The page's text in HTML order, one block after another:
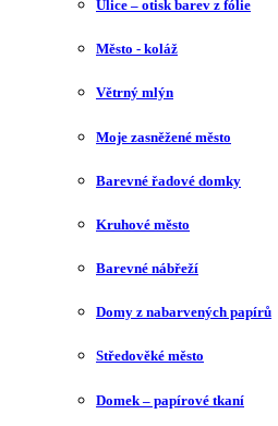
Ulice – otisk barev z fólie
Město - koláž
Větrný mlýn
Moje zasněžené město
Barevné řadové domky
Kruhové město
Barevné nábřeží
Domy z nabarvených papírů
Středověké město
Domek – papírové tkaní